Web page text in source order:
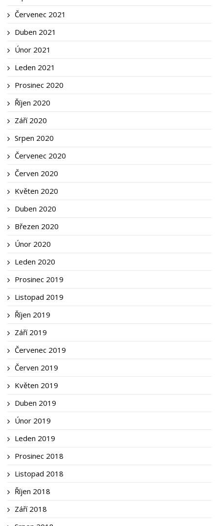
Červenec 2021
Duben 2021
Únor 2021
Leden 2021
Prosinec 2020
Říjen 2020
Září 2020
Srpen 2020
Červenec 2020
Červen 2020
Květen 2020
Duben 2020
Březen 2020
Únor 2020
Leden 2020
Prosinec 2019
Listopad 2019
Říjen 2019
Září 2019
Červenec 2019
Červen 2019
Květen 2019
Duben 2019
Únor 2019
Leden 2019
Prosinec 2018
Listopad 2018
Říjen 2018
Září 2018